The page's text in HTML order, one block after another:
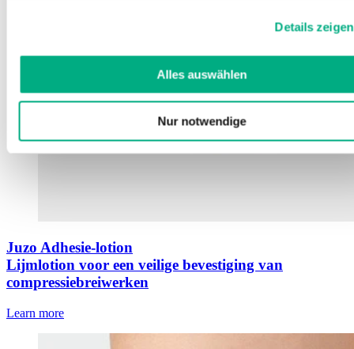
unsererDatenschutzerklärungundImpressum.
Details zeigen
Alles auswählen
Nur notwendige
Juzo Adhesie-lotion
Lijmlotion voor een veilige bevestiging van
compressiebreiwerken
Learn more